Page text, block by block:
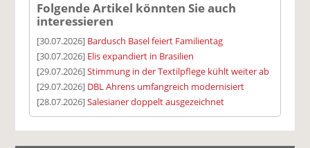
Folgende Artikel könnten Sie auch
interessieren
[30.07.2026] Bardusch Basel feiert Familientag
[30.07.2026] Elis expandiert in Brasilien
[29.07.2026]Stimmung in der Textilpflege kühlt weiter ab
[29.07.2026] DBL Ahrens umfangreich modernisiert
[28.07.2026]Salesianer doppelt ausgezeichnet